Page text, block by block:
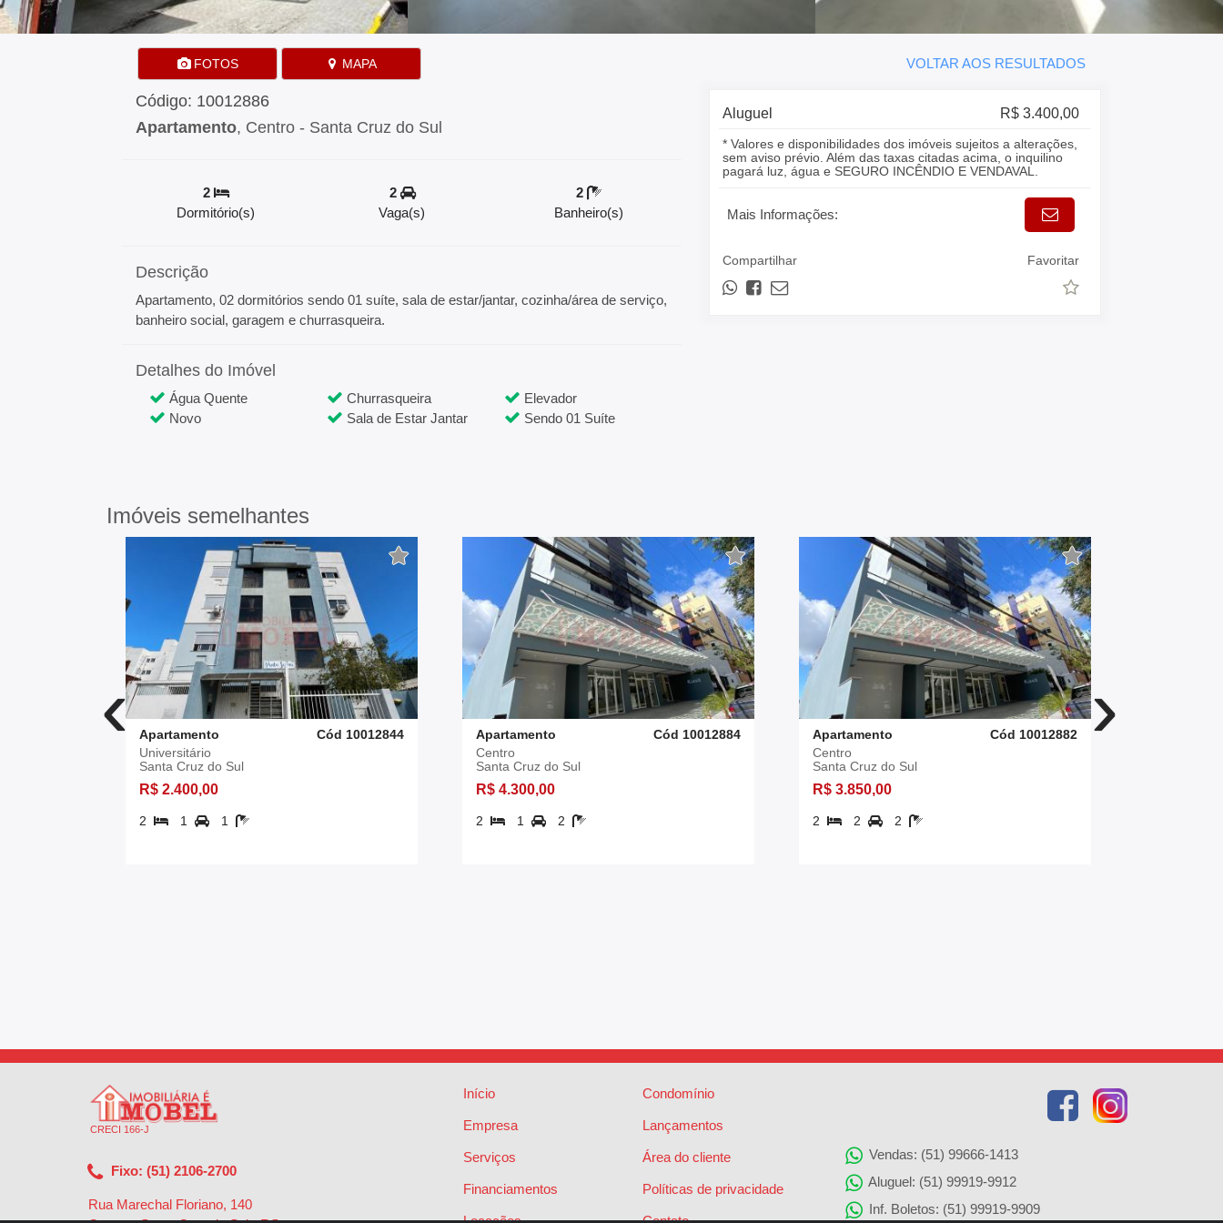
FOTOS MAPA VOLTAR AOS RESULTADOS
Código: 10012886
Apartamento, Centro - Santa Cruz do Sul
2
Dormitório(s)
2
Vaga(s)
2
Banheiro(s)
Descrição
Apartamento, 02 dormitórios sendo 01 suíte, sala de estar/jantar, cozinha/área de serviço,
banheiro social, garagem e churrasqueira.
Detalhes do Imóvel
Água Quente Churrasqueira
Elevador
Novo
Sala de Estar Jantar Sendo 01 Suíte
Aluguel R$ 3.400,00
* Valores e disponibilidades dos imóveis sujeitos a alterações,
sem aviso prévio. Além das taxas citadas acima, o inquilino
pagará luz, água e SEGURO INCÊNDIO E VENDAVAL.
Mais Informações:
Compartilhar Favoritar
Imóveis semelhantes
‹ Apartamento
Cód 10012844
Universitário
Santa Cruz do Sul
R$ 2.400,00
2 1 1
Apartamento
Cód 10012884
Centro
Santa Cruz do Sul
R$ 4.300,00
2 1 2
Apartamento
Cód 10012882
Centro
Santa Cruz do Sul
R$ 3.850,00
2 2 2
›
CRECI 166-J
Fixo: (51) 2106-2700
Rua Marechal Floriano, 140
Início
Empresa
Serviços
Financiamentos
Condomínio
Lançamentos
Área do cliente
Políticas de privacidade
Vendas: (51) 99666-1413
Aluguel: (51) 99919-9912
Inf. Boletos: (51) 99919-9909